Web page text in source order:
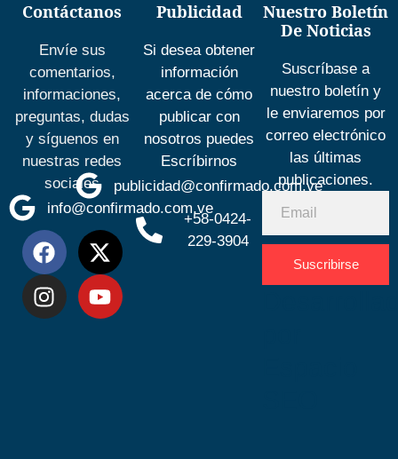
Contáctanos
Envíe sus
comentarios,
informaciones,
preguntas, dudas
y síguenos en
nuestras redes
sociales
info@confirmado.com.ve
Publicidad
Si desea obtener
información
acerca de cómo
publicar con
nosotros puedes
Escríbirnos
publicidad@confirmado.com.ve
+58-0424-
229-3904
Nuestro Boletín
De Noticias
Suscríbase a
nuestro boletín y
le enviaremos por
correo electrónico
las últimas
publicaciones.
Suscribirse